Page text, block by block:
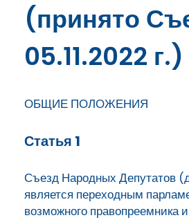
(принято
05.11.2022 г.)
ОБЩИЕ ПОЛОЖЕНИЯ
Статья 1
Съезд Народных Депутатов
является переходным
возможного правопреемника